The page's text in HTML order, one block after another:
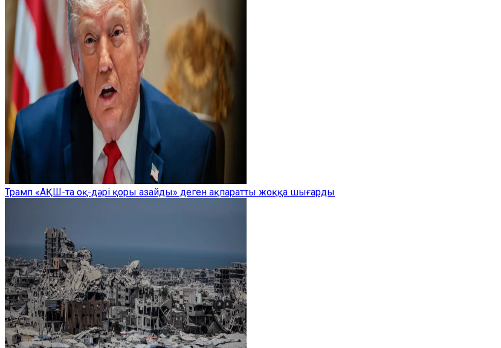
Трамп «АҚШ-та оқ-дәрі қоры азайды» деген ақпаратты жоққа шығарды